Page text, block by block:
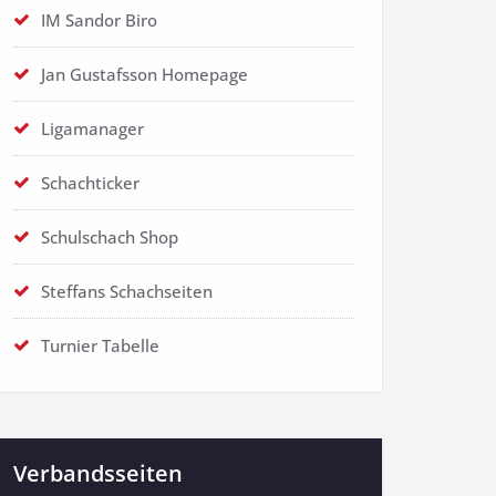
IM Sandor Biro
Jan Gustafsson Homepage
Ligamanager
Schachticker
Schulschach Shop
Steffans Schachseiten
Turnier Tabelle
Verbandsseiten